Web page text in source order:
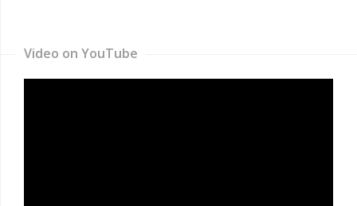
Video on YouTube